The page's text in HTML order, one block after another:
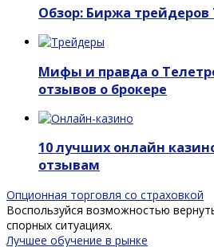
Обзор: Биржа
Мифы и правда о
отзывов о брокере
10 лучших онлайн
отзывам
Опционная торговля со страховкой
Воспользуйся возможностью
спорных ситуациях.
Лучшее обучение в рынке